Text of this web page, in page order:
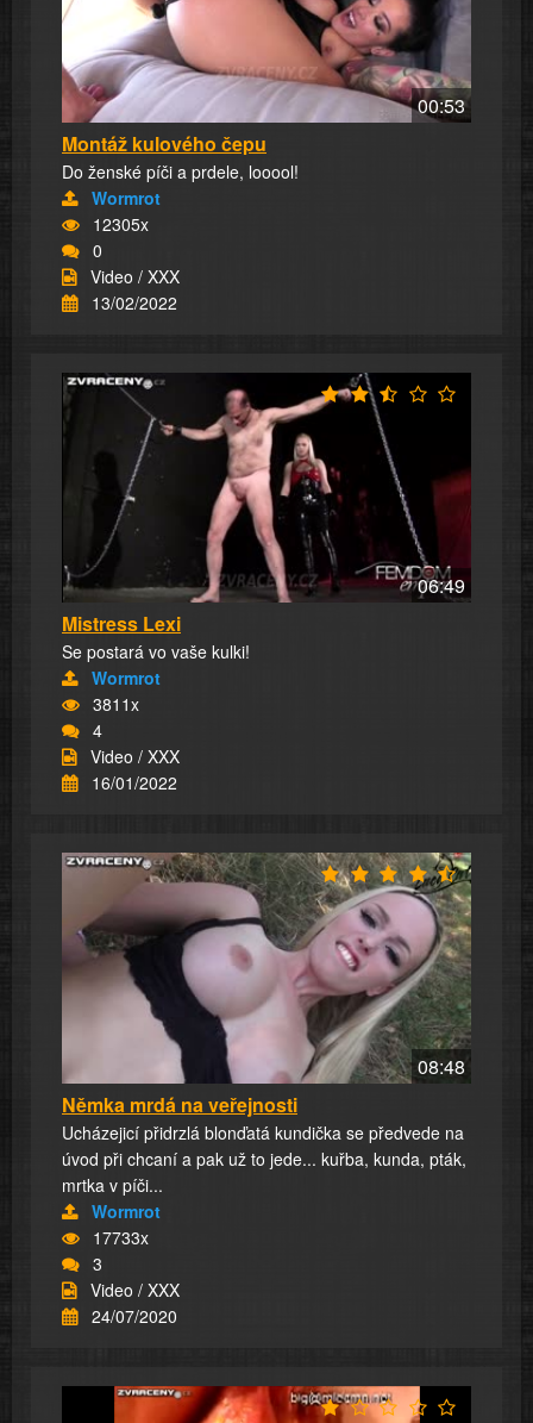
00:53
Montáž kulového čepu
Do ženské píči a prdele, looool!
Wormrot
12305x
0
Video / XXX
13/02/2022
06:49
Mistress Lexi
Se postará vo vaše kulki!
Wormrot
3811x
4
Video / XXX
16/01/2022
08:48
Němka mrdá na veřejnosti
Ucházejicí přidrzlá blonďatá kundička se předvede na
úvod při chcaní a pak už to jede... kuřba, kunda, pták,
mrtka v píči...
Wormrot
17733x
3
Video / XXX
24/07/2020